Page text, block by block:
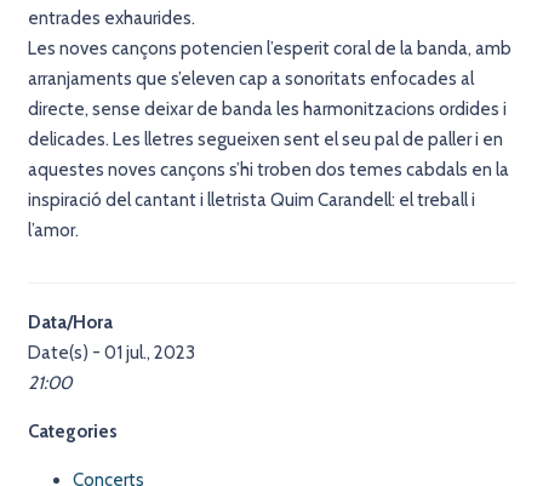
entrades exhaurides.
Les noves cançons potencien l’esperit coral de la banda, amb
arranjaments que s’eleven cap a sonoritats enfocades al
directe, sense deixar de banda les harmonitzacions ordides i
delicades. Les lletres segueixen sent el seu pal de paller i en
aquestes noves cançons s’hi troben dos temes cabdals en la
inspiració del cantant i lletrista Quim Carandell: el treball i
l’amor.
Data/Hora
Date(s) - 01 jul., 2023
21:00
Categories
Concerts